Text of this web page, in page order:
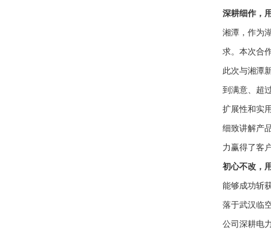
深耕细作，
湘潭，作为
求。本次合
此次与湘潭
到满意、超
扩展性和实
细致讲解产
力赢得了客
初心不改，
能够成功斩
落于武汉临
公司深耕电